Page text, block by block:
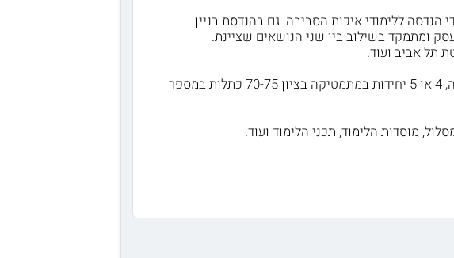
הנדסה ללימודי איכות הסביבה. גם בהנדסת בניין
ומתמקד בשילוב בין שני הנושאים שציינת.
תל אביב ועוד.
ללימודים יתקבלו מועמדים עם תעודת בגרות מלאה בציון 80 ומעלה, 4 או 5 יחידות במתמטיקה בציון 70-75 כתלות במספר
מוסדות הלימוד, תכני הלימוד ועוד.